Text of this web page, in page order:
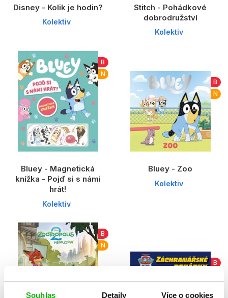
Souhlas Detaily Více o cookies
Disney - Kolik je hodin?
Kolektiv
Stitch - Pohádkové
dobrodružství
Kolektiv
B
N
Bluey - Magnetická
knížka - Pojď si s námi
hrát!
Kolektiv
B
N
Bluey - Zoo
Kolektiv
B
N
B